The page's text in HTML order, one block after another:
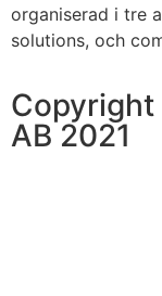
organiserad i tre
solutions, och
AB 2021